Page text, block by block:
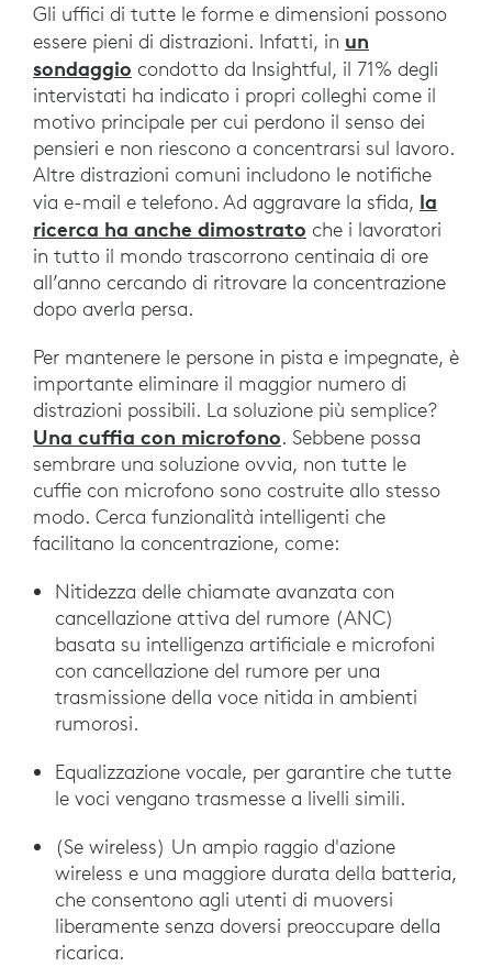
Gli uffici di tutte le forme e dimensioni possono
essere pieni di distrazioni. Infatti, in un
sondaggio condotto da Insightful, il 71% degli
intervistati ha indicato i propri colleghi come il
motivo principale per cui perdono il senso dei
pensieri e non riescono a concentrarsi sul lavoro.
Altre distrazioni comuni includono le notifiche
via e-mail e telefono. Ad aggravare la sfida, la
ricerca ha anche dimostrato che i lavoratori
in tutto il mondo trascorrono centinaia di ore
all’anno cercando di ritrovare la concentrazione
dopo averla persa.
Per mantenere le persone in pista e impegnate, è
importante eliminare il maggior numero di
distrazioni possibili. La soluzione più semplice?
Una cuffia con microfono. Sebbene possa
sembrare una soluzione ovvia, non tutte le
cuffie con microfono sono costruite allo stesso
modo. Cerca funzionalità intelligenti che
facilitano la concentrazione, come:
Nitidezza delle chiamate avanzata con
cancellazione attiva del rumore (ANC)
basata su intelligenza artificiale e microfoni
con cancellazione del rumore per una
trasmissione della voce nitida in ambienti
rumorosi.
Equalizzazione vocale, per garantire che tutte
le voci vengano trasmesse a livelli simili.
(Se wireless) Un ampio raggio d'azione
wireless e una maggiore durata della batteria,
che consentono agli utenti di muoversi
liberamente senza doversi preoccupare della
ricarica.